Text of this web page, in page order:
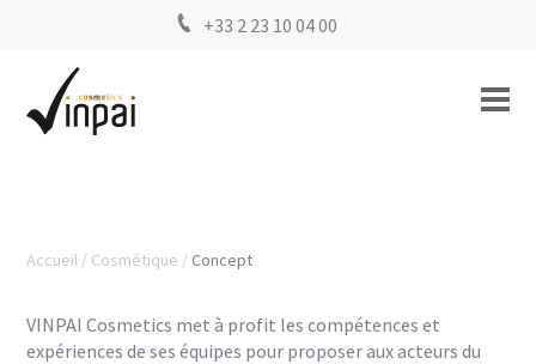
+33 2 23 10 04 00
Accueil Cosmétique Concept
VINPAI Cosmetics met à profit les compétences et
expériences de ses équipes pour proposer aux acteurs du